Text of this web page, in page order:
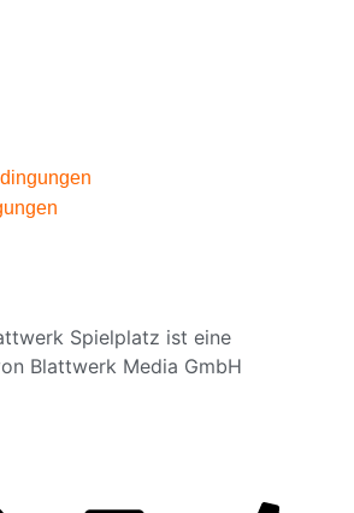
Spielplatz ist eine
Blattwerk Media GmbH